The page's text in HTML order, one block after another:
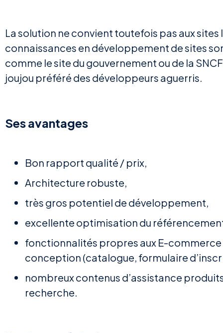
La solution ne convient toutefois pas aux
connaissances en développement de sites
comme le site du gouvernement ou de la
joujou préféré des développeurs aguerris.
Ses avantages
Bon rapport qualité / prix,
Architecture robuste,
très gros potentiel de développement,
excellente optimisation du
fonctionnalités propres aux E-
conception (catalogue, formulaire
nombreux contenus d’assistance
recherche.